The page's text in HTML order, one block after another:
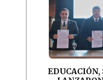
EDUCACIÓN,